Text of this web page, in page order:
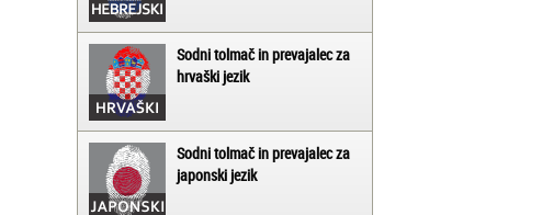
Sodni tolmač in prevajalec za
hrvaški jezik
Sodni tolmač in prevajalec za
japonski jezik